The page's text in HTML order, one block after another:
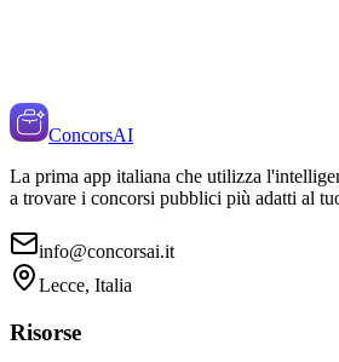
ConcorsAI
La prima app italiana che utilizza
a trovare i concorsi pubblici più adatti al
info@concorsai.it
Lecce, Italia
Risorse